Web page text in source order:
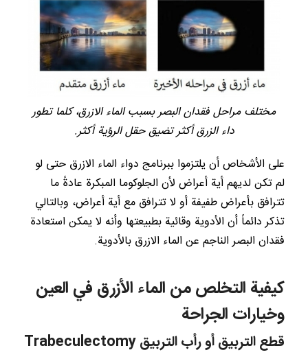
مختلف مراحل فقدان البصر بسبب الماء الازرق، كلما تطور
داء الزرق أكثر تضيق حقل الرؤية أكثر.
على الأشخاص أن يلتزموا ببرنامج دواء الماء الازرق حتى لو
لم تكن لديهم أية أعراض لأن الجلوكوما المبكرة عادةً ما
تترافق بأعراض طفيفة أو لا تترافق مع أية أعراض، وبالتالي
تذكر دائماً أن الأدوية وقائية بطبيعتها وأنه لا يمكن استعادة
فقدان البصر الناجم عن الماء الازرق بالأدوية.
كيفية التخلص من الماء الأزرق في العين
وخيارات الجراحة
قطع التربيق أو رأب التربيق Trabeculectomy